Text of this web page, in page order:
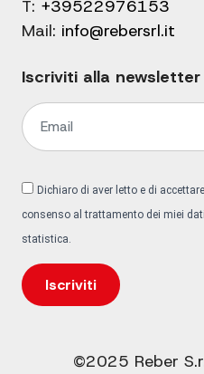
T: +39522976153
Mail: info@rebersrl.it
Iscriviti alla newsletter
Dichiaro di aver letto e di accettare
consenso al trattamento dei miei
statistica.
Iscriviti
©2025 Reber